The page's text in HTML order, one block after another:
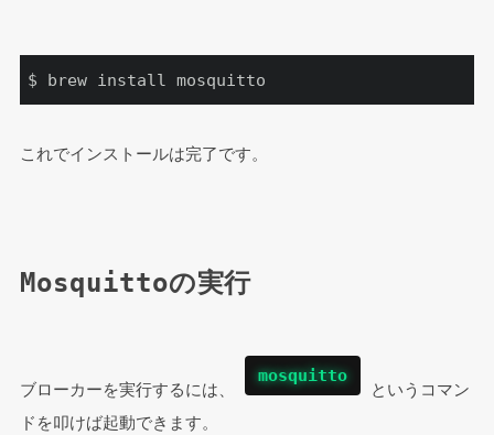
$ brew install mosquitto
これでインストールは完了です。
Mosquittoの実行
ブローカーを実行するには、
mosquitto
というコマン
ドを叩けば起動できます。